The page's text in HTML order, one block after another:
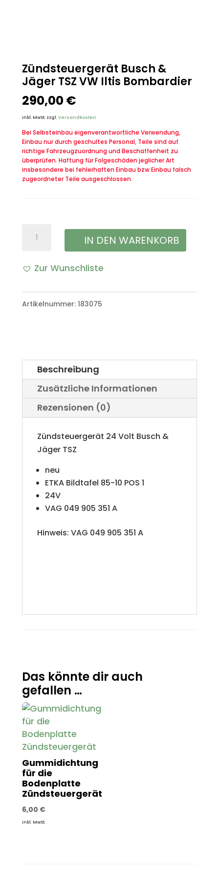
Zündsteuergerät Busch &
Jäger TSZ VW Iltis Bombardier
290,00 €
inkl. MwSt. zzgl.Versandkosten
Bei Selbsteinbau eigenverantwortliche Verwendung,
Einbau nur durch geschultes Personal, Teile sind auf
richtige Fahrzeugzuordnung und Beschaffenheit zu
überprüfen. Haftung für Folgeschäden jeglicher Art
insbesondere bei fehlerhaften Einbau bzw.Einbau falsch
zugeordneter Teile ausgeschlossen.
Zündsteuergerät
&
TSZ
Bombardier
Menge
IN DEN WARENKORB
Zur Wunschliste
Artikelnummer: 183075
Beschreibung
Zusätzliche Informationen
Rezensionen (0)
Zündsteuergerät 24 Volt Busch &
Jäger TSZ
neu
ETKA Bildtafel 85-10 POS 1
24V
VAG 049 905 351 A
Hinweis: VAG 049 905 351 A
Das könnte dir auch
gefallen …
Gummidichtung
für die
Bodenplatte
Zündsteuergerät
6,00 €
inkl. MwSt.